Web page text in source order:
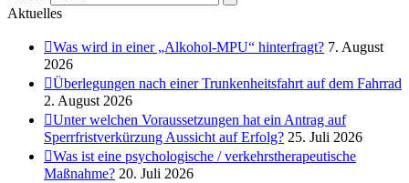
Aktuelles
Was wird in einer „Alkohol-MPU“ hinterfragt? 7. August
2026
Überlegungen nach einer Trunkenheitsfahrt auf dem Fahrrad
2. August 2026
Unter welchen Voraussetzungen hat ein Antrag auf
Sperrfristverkürzung Aussicht auf Erfolg? 25. Juli 2026
Was ist eine psychologische / verkehrstherapeutische
Maßnahme? 20. Juli 2026